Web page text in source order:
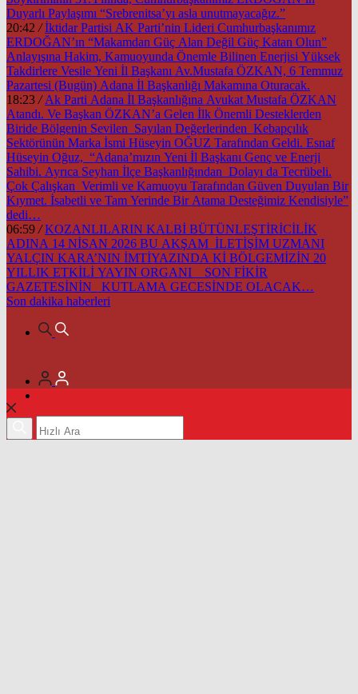
Duyarlı Paylaşımı “Srebrenitsa’yı asla unutmayacağız.”
20:42 / İktidar Partisi AK Parti’nin Lideri Cumhurbaşkanımız
ERDOĞAN’ın “Makamdan Güç Alan Değil Güç Katan Olun”
Anlayışına Hakim, Kamuoyunda Önemle Bilinen Enerjisi Yüksek
Takdirlere Vesile Yeni İl Başkanı Av.Mustafa ÖZKAN, 6 Temmuz
Pazartesi (Bugün) Adana İl Başkanlığı Makamına Oturacak.
18:23 / Ak Parti Adana İl Başkanlığına Avukat Mustafa ÖZKAN
Atandı. Ve Başkan ÖZKAN’a Gelen İlk Önemli Desteklerden
Biride Bölgenin Sevilen Sayılan Değerlerinden Kebapçılık
Sektörünün Marka İsmi Hüseyin OĞUZ Tarafından Geldi. Esnaf
Hüseyin Oğuz, “Adana’mızın Yeni İl Başkanı Genç ve Enerji
Sahibi. Ayrıca Seyhan İlçe Başkanlığından Dolayı da Tecrübeli.
Çok Çalışkan Verimli ve Kamuoyu Tarafından Güven Duyulan Bir
Kıymet. İsabetli ve Tam Yerinde Bir Atama Desteğimiz Kendisiyle”
dedi…
06:59 / KOZANLILARIN KALBİ BÜTÜNLEŞTİRİCİLİK
ADINA 14 NİSAN 2026 BU AKŞAM İLETİŞİM UZMANI
YALÇIN KARA’NIN İMTİYAZINDA Kİ BÖLGEMİZİN 20
YILLIK ETKİLİ YAYIN ORGANI SON FİKİR
GAZETESİNİN KUTLAMA GECESİNDE OLACAK…
Son dakika haberleri